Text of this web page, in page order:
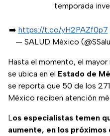
temporada
➡️ https://t.co/yH2PAZf0p7
— SALUD México
Hasta el momento, el
se ubica en el Estado de
se reporta que 50 de los
México reciben atención
Los especialistas temen
aumente, en los próximos